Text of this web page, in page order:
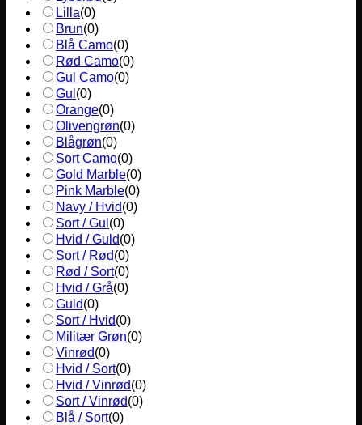
Lilla(0)
Brun(0)
Blå Camo(0)
Rød Camo(0)
Gul Camo(0)
Gul (0)
Orange(0)
Olivengrøn(0)
Blågrøn(0)
Sort Camo(0)
Gold Marble(0)
Pink Marble(0)
Navy / Hvid(0)
Sort / Gul (0)
Hvid / Guld(0)
Sort / Rød(0)
Rød / Sort(0)
Hvid / Grå(0)
Guld(0)
Sort / Hvid(0)
Militær Grøn(0)
Vinrød(0)
Hvid / Sort(0)
Hvid / Vinrød(0)
Sort / Vinrød(0)
Blå / Sort(0)